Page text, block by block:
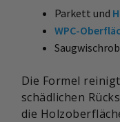
Parkett und
WPC-
Die Formel
schädlichen
die